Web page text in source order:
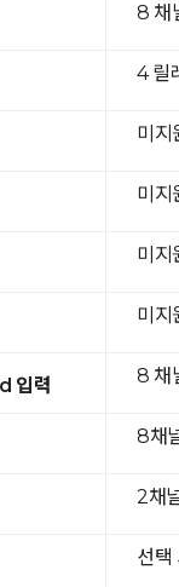
입력
8 채
4 릴
미지
미지
미지
미지
8 채
8채
2채
선택